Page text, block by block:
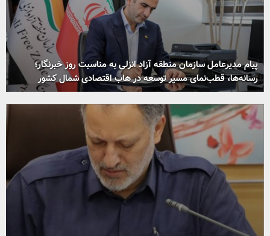
پیام مدیرعامل سازمان منطقه آزاد انزلی به مناسبت روز خبرنگار؛
رسانه‌ها، قطب‌نمای مسیر توسعه در هاب اقتصادی شمال كشور